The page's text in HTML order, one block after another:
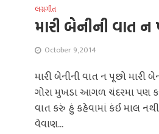
લગ્નગીત
મારી બેનીની વાત ન
October 9, 2014
મારી બેનીની વાત ન પૂછો મારી
ગોરા મુખડા આગળ ચંદરમા પણ
વાત કરું હું કહેવામાં કંઈ માલ
વેવાણ...